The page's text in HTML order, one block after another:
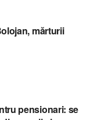
mărturii
pensionari: se